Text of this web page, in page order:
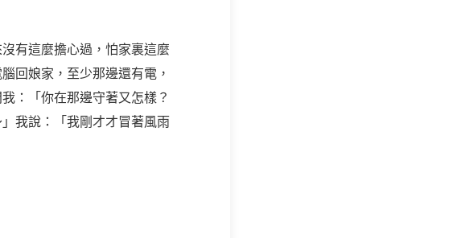
有這麼擔心過，怕家裏這麼
回娘家，至少那邊還有電，
：「你在那邊守著又怎樣？
我說：「我剛才才冒著風雨